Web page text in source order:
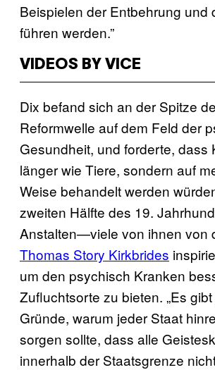
Beispielen der Entbehrung und
führen werden.”
VIDEOS BY VICE
Dix befand sich an der Spitze
Reformwelle auf dem Feld der
Gesundheit, und forderte, dass
länger wie Tiere, sondern auf
Weise behandelt werden
zweiten Hälfte des 19.
Anstalten—viele von ihnen von
Thomas Story Kirkbrides
um den psychisch Kranken
Zufluchtsorte zu bieten. „Es
Gründe, warum jeder Staat
sorgen sollte, dass alle
innerhalb der Staatsgrenze